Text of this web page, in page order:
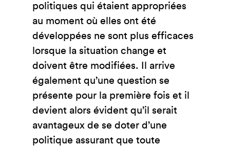
politiques qui étaient appropriées
au moment où elles ont été
développées ne sont plus efficaces
lorsque la situation change et
doivent être modifiées. Il arrive
également qu’une question se
présente pour la première fois et il
devient alors évident qu’il serait
avantageux de se doter d’une
politique assurant que toute